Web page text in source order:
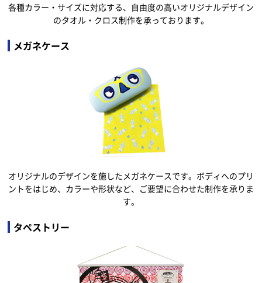
各種カラー・サイズに対応する、自由度の高いオリジナルデザイン
のタオル・クロス制作を承っております。
メガネケース
オリジナルのデザインを施したメガネケースです。ボディへのプリ
ントをはじめ、カラーや形状など、ご要望に合わせた制作を承りま
す。
タペストリー